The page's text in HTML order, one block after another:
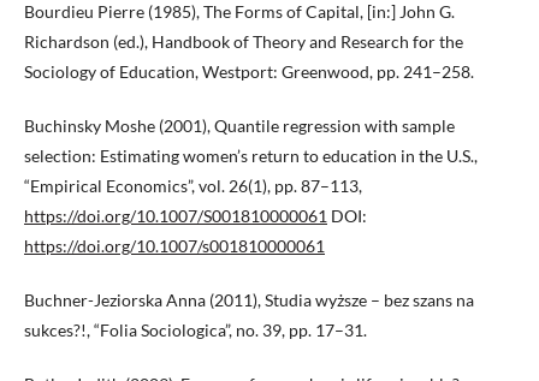
Bourdieu Pierre (1985), The Forms of Capital, [in:] John G.
Richardson (ed.), Handbook of Theory and Research for the
Sociology of Education, Westport: Greenwood, pp. 241–258.
Buchinsky Moshe (2001), Quantile regression with sample
selection: Estimating women’s return to education in the U.S.,
“Empirical Economics”, vol. 26(1), pp. 87–113,
https://doi.org/10.1007/S001810000061 DOI:
https://doi.org/10.1007/s001810000061
Buchner-Jeziorska Anna (2011), Studia wyższe – bez szans na
sukces?!, “Folia Sociologica”, no. 39, pp. 17–31.